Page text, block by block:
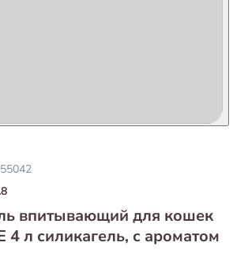
впитывающий для кошек
4 л силикагель, с ароматом